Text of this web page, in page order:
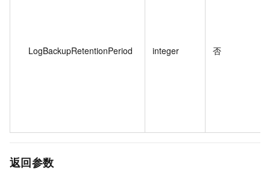
LogBackupRetentionPeriod integer 否
返回参数